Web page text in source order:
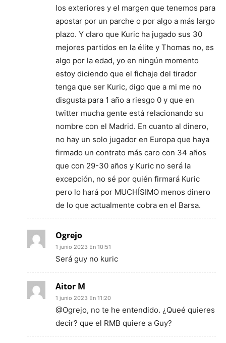
los exteriores y el margen que tenemos para
apostar por un parche o por algo a más largo
plazo. Y claro que Kuric ha jugado sus 30
mejores partidos en la élite y Thomas no, es
algo por la edad, yo en ningún momento
estoy diciendo que el fichaje del tirador
tenga que ser Kuric, digo que a mi me no
disgusta para 1 año a riesgo 0 y que en
twitter mucha gente está relacionando su
nombre con el Madrid. En cuanto al dinero,
no hay un solo jugador en Europa que haya
firmado un contrato más caro con 34 años
que con 29-30 años y Kuric no será la
excepción, no sé por quién firmará Kuric
pero lo hará por MUCHÍSIMO menos dinero
de lo que actualmente cobra en el Barsa.
Ogrejo
1 junio 2023 En 10:51
Será guy no kuric
Aitor M
1 junio 2023 En 11:20
@Ogrejo, no te he entendido. ¿Queé quieres
decir? que el RMB quiere a Guy?